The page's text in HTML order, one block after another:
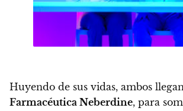
Huyendo de sus vidas, ambos
Farmacéutica Neberdine, para